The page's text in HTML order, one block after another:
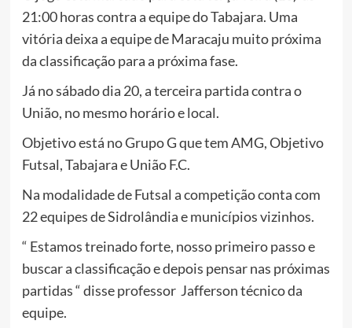
21:00 horas contra a equipe do Tabajara. Uma
vitória deixa a equipe de Maracaju muito próxima
da classificação para a próxima fase.
Já no sábado dia 20, a terceira partida contra o
União, no mesmo horário e local.
Objetivo está no Grupo G que tem AMG, Objetivo
Futsal, Tabajara e União F.C.
Na modalidade de Futsal a competição conta com
22 equipes de Sidrolândia e municípios vizinhos.
“ Estamos treinado forte, nosso primeiro passo e
buscar a classificação e depois pensar nas próximas
partidas “ disse professor Jafferson técnico da
equipe.